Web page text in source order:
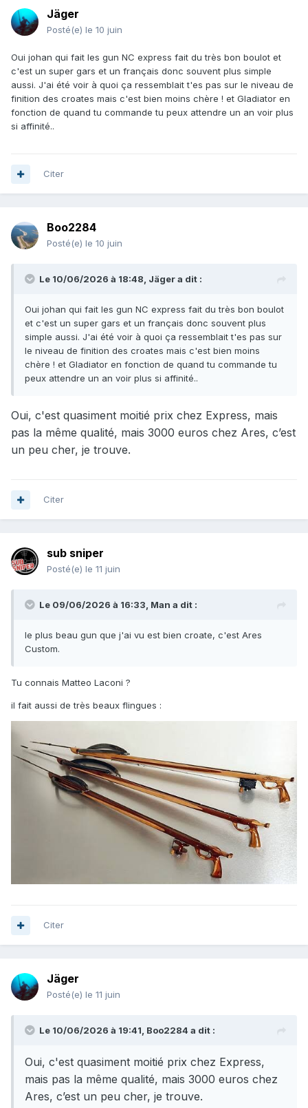
Jäger
Posté(e) le 10 juin
Oui johan qui fait les gun NC express fait du très bon boulot et
c'est un super gars et un français donc souvent plus simple
aussi. J'ai été voir à quoi ça ressemblait t'es pas sur le niveau de
finition des croates mais c'est bien moins chère ! et Gladiator en
fonction de quand tu commande tu peux attendre un an voir plus
si affinité..
Citer
Boo2284
Posté(e) le 10 juin
Le 10/06/2026 à 18:48, Jägera dit :
Oui johan qui fait les gun NC express fait du très bon boulot
et c'est un super gars et un français donc souvent plus
simple aussi. J'ai été voir à quoi ça ressemblait t'es pas sur
le niveau de finition des croates mais c'est bien moins
chère ! et Gladiator en fonction de quand tu commande tu
peux attendre un an voir plus si affinité..
Oui, c'est quasiment moitié prix chez Express, mais
pas la même qualité, mais 3000 euros chez Ares, c’est
un peu cher, je trouve.
Citer
sub sniper
Posté(e) le 11 juin
Le 09/06/2026 à 16:33, Man a dit :
le plus beau gun que j'ai vu est bien croate, c'est Ares
Custom.
Tu connais Matteo Laconi ?
il fait aussi de très beaux flingues :
Citer
Jäger
Posté(e) le 11 juin
Le 10/06/2026 à 19:41, Boo2284 a dit :
Oui, c'est quasiment moitié prix chez Express,
mais pas la même qualité, mais 3000 euros chez
Ares, c’est un peu cher, je trouve.